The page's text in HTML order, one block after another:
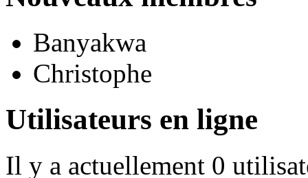
Banyakwa
Christophe
Utilisateurs en ligne
Il y a actuellement 0